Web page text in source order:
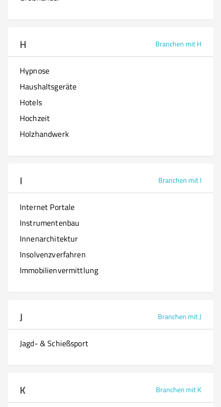
H Branchen mit H
Hypnose
Haushaltsgeräte
Hotels
Hochzeit
Holzhandwerk
I Branchen mit I
Internet Portale
Instrumentenbau
Innenarchitektur
Insolvenzverfahren
Immobilienvermittlung
J Branchen mit J
Jagd- & Schießsport
K Branchen mit K